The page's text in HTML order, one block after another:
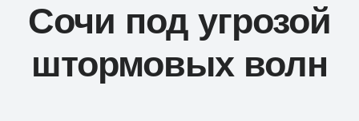
Сочи под угрозой
штормовых волн